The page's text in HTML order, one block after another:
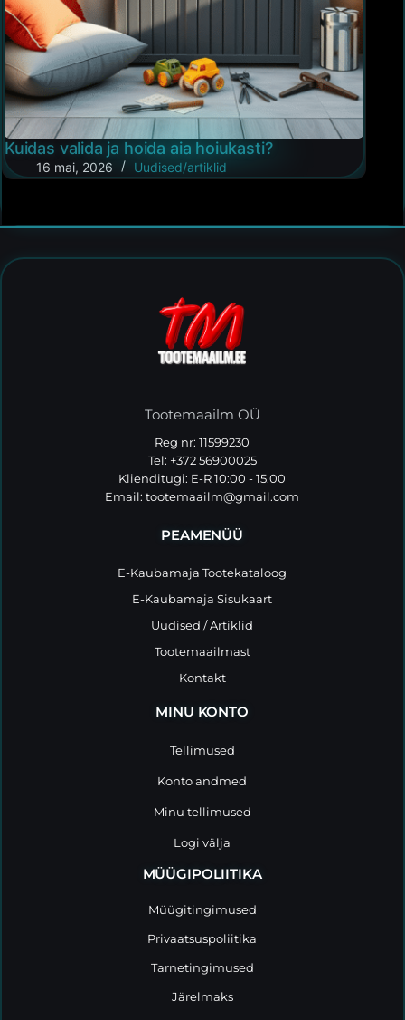
Kuidas valida ja hoida aia hoiukasti?
16 mai, 2026 Uudised/artiklid
Tootemaailm OÜ
Reg nr: 11599230
Tel: +372 56900025
Klienditugi: E-R 10:00 - 15.00
Email:tootemaailm@gmail.com
PEAMENÜÜ
E-Kaubamaja Tootekataloog
E-Kaubamaja Sisukaart
Uudised / Artiklid
Tootemaailmast
Kontakt
MINU KONTO
Tellimused
Konto andmed
Minu tellimused
Logi välja
MÜÜGIPOLIITIKA
Müügitingimused
Privaatsuspoliitika
Tarnetingimused
Järelmaks